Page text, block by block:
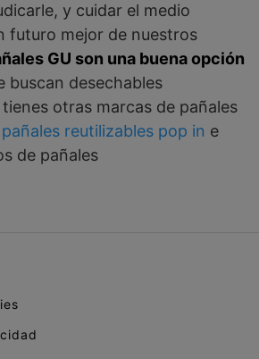
y cuidar el medio
futuro mejor de nuestros
GU son una buena opción
buscan desechables
otras marcas de pañales
pañales reutilizables pop in e
de pañales